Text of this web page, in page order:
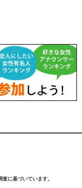
に基づいています。